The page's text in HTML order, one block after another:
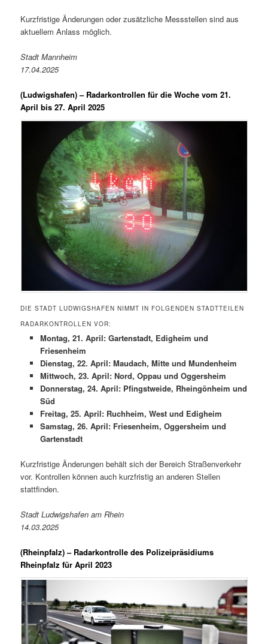
Kurzfristige Änderungen oder zusätzliche Messstellen sind aus
aktuellem Anlass möglich.
Stadt Mannheim
17.04.2025
(Ludwigshafen) – Radarkontrollen für die Woche vom 21.
April bis 27. April 2025
DIE STADT LUDWIGSHAFEN NIMMT IN FOLGENDEN STADTTEILEN
RADARKONTROLLEN VOR:
Montag, 21. April: Gartenstadt, Edigheim und
Friesenheim
Dienstag, 22. April: Maudach, Mitte und Mundenheim
Mittwoch, 23. April: Nord, Oppau und Oggersheim
Donnerstag, 24. April: Pfingstweide, Rheingönheim und
Süd
Freitag, 25. April: Ruchheim, West und Edigheim
Samstag, 26. April: Friesenheim, Oggersheim und
Gartenstadt
Kurzfristige Änderungen behält sich der Bereich Straßenverkehr
vor. Kontrollen können auch kurzfristig an anderen Stellen
stattfinden.
Stadt Ludwigshafen am Rhein
14.03.2025
(Rheinpfalz) – Radarkontrolle des Polizeipräsidiums
Rheinpfalz für April 2023